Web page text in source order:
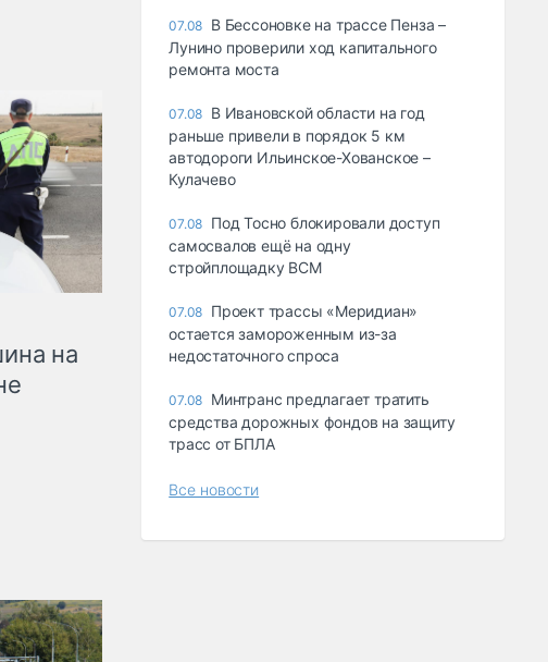
на
07.08 В Бессоновке на трассе Пенза –
Лунино проверили ход капитального
ремонта моста
07.08 В Ивановской области на год
раньше привели в порядок 5 км
автодороги Ильинское-Хованское –
Кулачево
07.08 Под Тосно блокировали доступ
самосвалов ещё на одну
стройплощадку ВСМ
07.08 Проект трассы «Меридиан»
остается замороженным из-за
недостаточного спроса
07.08 Минтранс предлагает тратить
средства дорожных фондов на защиту
трасс от БПЛА
Все новости